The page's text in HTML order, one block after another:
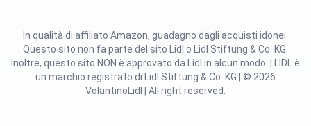
Questo sito non fa parte del sito Lidl o Lidl Stiftung & Co. KG.
Inoltre, questo sito NON è approvato da Lidl in alcun modo. | LIDL è
un marchio registrato di Lidl Stiftung & Co. KG | © 2026
VolantinoLidl | All right reserved.
In qualità di affiliato Amazon, guadagno dagli acquisti idonei.